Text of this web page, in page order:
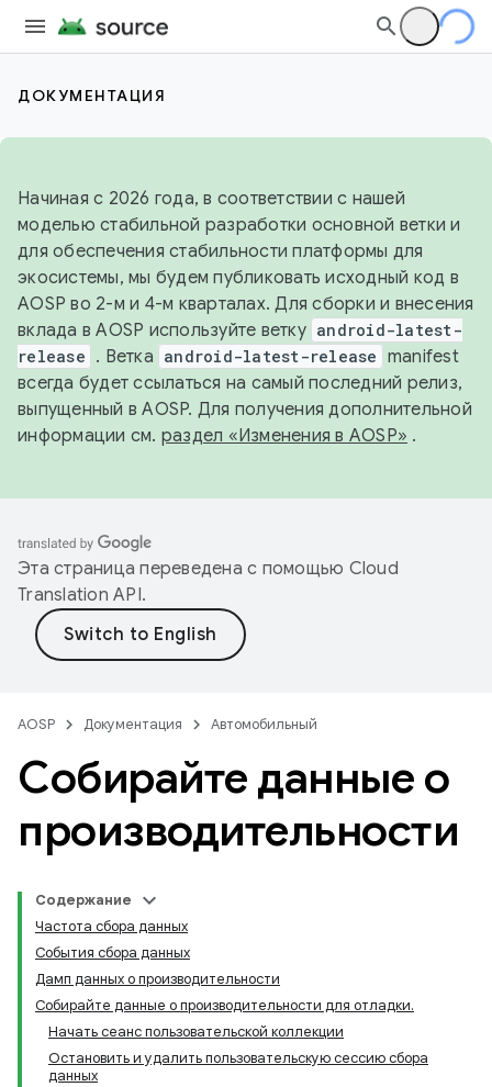
ДОКУМЕНТАЦИЯ
Начиная с 2026 года, в соответствии с нашей
моделью стабильной разработки основной ветки и
для обеспечения стабильности платформы для
экосистемы, мы будем публиковать исходный код в
AOSP во 2-м и 4-м кварталах. Для сборки и внесения
вклада в AOSP используйте ветку android-latest-
release . Ветка android-latest-release manifest
всегда будет ссылаться на самый последний релиз,
выпущенный в AOSP. Для получения дополнительной
информации см. раздел «Изменения в AOSP» .
Эта страница переведена с помощью Cloud
Translation API.
AOSP Документация Автомобильный
Собирайте данные о
производительности
Содержание
Частота сбора данных
События сбора данных
Дамп данных о производительности
Собирайте данные о производительности для отладки.
Начать сеанс пользовательской коллекции
Остановить и удалить пользовательскую сессию сбора
данных